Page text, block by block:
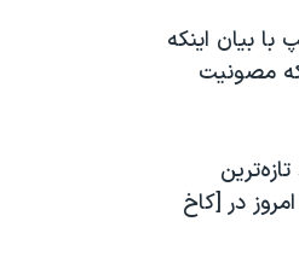
با بيان اينكه
مصونيت
تازه‌ترین
در [کاخ